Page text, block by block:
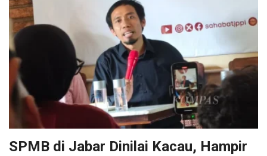
SPMB di Jabar Dinilai Kacau, Hampir